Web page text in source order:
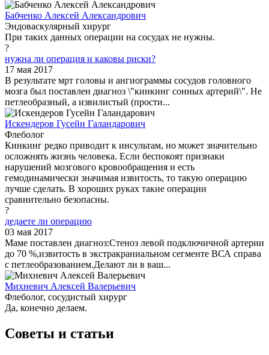
Бабченко Алексей Александрович
Эндоваскулярный хирург
При таких данных операции на сосудах не нужны.
?
нужна ли операция и каковы риски?
17 мая 2017
В результате мрт головы и ангиограммы сосудов головного
мозга был поставлен диагноз \"кинкинг сонных артерий\". Не
петлеобразный, а извилистый (прости...
Искендеров Гусейн Галандарович
Флеболог
Кинкинг редко приводит к инсультам, но может значительно
осложнять жизнь человека. Если беспокоят признаки
нарушений мозгового кровообращения и есть
гемодинамически значимая извитость, то такую операцию
лучше сделать. В хороших руках такие операции
сравнительно безопасны.
?
дедаете ли операцию
03 мая 2017
Маме поставлен диагноз:Стеноз левой подключичной артерии
до 70 %,извитость в экстракраниальном сегменте ВСА справа
с петлеобразованием.Делают ли в ваш...
Михневич Алексей Валерьевич
Флеболог, сосудистый хирург
Да, конечно делаем.
Советы и статьи